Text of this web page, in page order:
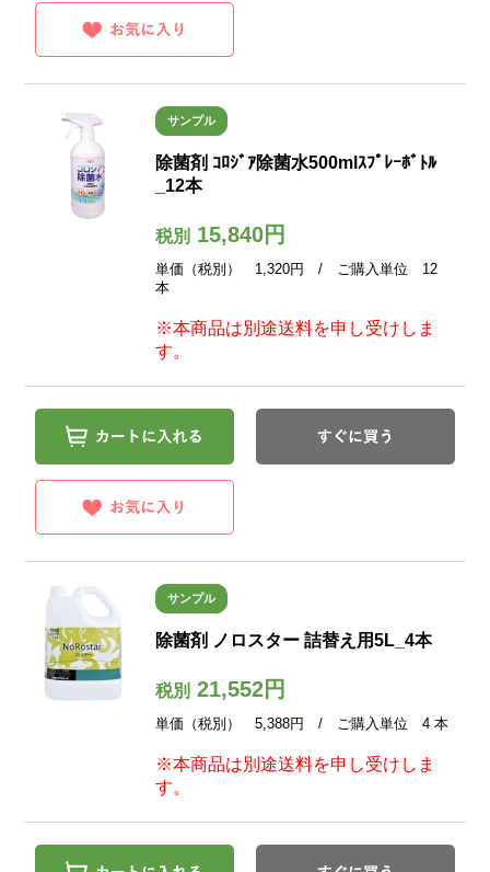
サンプル
除菌剤 ｺﾛｼﾞｱ除菌水500mlｽﾌﾟﾚｰﾎﾞﾄﾙ
_12本
税別15,840円
単価（税別） 1,320円 / ご購入単位 12
本
※本商品は別途送料を申し受けしま
す。
サンプル
除菌剤 ノロスター 詰替え用5L_4本
税別21,552円
単価（税別） 5,388円 / ご購入単位 4 本
※本商品は別途送料を申し受けしま
す。